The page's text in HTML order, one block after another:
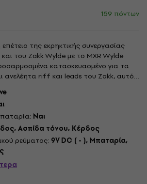
159 πόντων
της εκρηκτικής συνεργασίας
του Zakk Wylde με το MXR Wylde
κατασκευασμένο για τα
ανελέητα riff και leads του Zakk, αυτό
θα μεταμορφώσει τον ενισχυτή σας
μηχάνημα crunch. Με μια απλή
Ναι
Ασπίδα τόνου, Κέρδος
ρεύματος: 9V DC ( - ), Μπαταρία,